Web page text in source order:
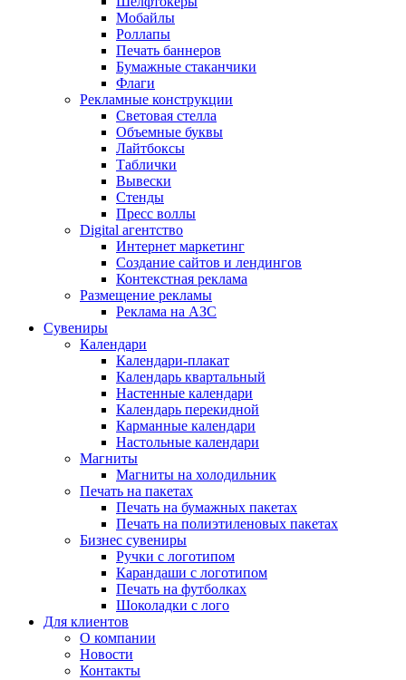
Мобайлы
Роллапы
Печать баннеров
Бумажные стаканчики
Флаги
Рекламные конструкции
Световая стелла
Объемные буквы
Лайтбоксы
Таблички
Вывески
Стенды
Пресс воллы
Digital агентство
Интернет маркетинг
Создание сайтов и лендингов
Контекстная реклама
Размещение рекламы
Реклама на АЗС
Сувениры
Календари
Календари-плакат
Календарь квартальный
Настенные календари
Календарь перекидной
Карманные календари
Настольные календари
Магниты
Магниты на холодильник
Печать на пакетах
Печать на бумажных пакетах
Печать на полиэтиленовых пакетах
Бизнес сувениры
Ручки с логотипом
Карандаши с логотипом
Печать на футболках
Шоколадки с лого
Для клиентов
О компании
Новости
Контакты